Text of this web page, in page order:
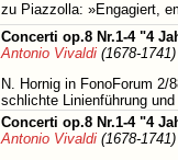
zu Piazzolla: »Engagiert,
Concerti op.8 Nr.1-4 "4
Antonio Vivaldi (1678-1741)
N. Hornig in FonoForum
schlichte Linienführung
Concerti op.8 Nr.1-4 "4
Antonio Vivaldi (1678-1741)